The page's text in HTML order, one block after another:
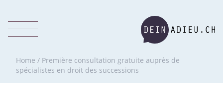
Home / Première consultation gratuite auprès de
spécialistes en droit des successions